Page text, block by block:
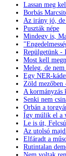
Lassan meg
Borbás
Az irány jó, de
Puszták népe
Mindegy is,
Repülgetünk -
Most kell
Meleg, de
Egy NER-
Zöld mezőben
A kormányzás
Senki nem
Orbán a
Így múlik el a
Le is út,
Az utolsó
Elfáradt a
Rutintalan